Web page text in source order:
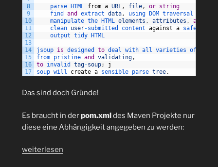
8
9
10
11
12
13
14
15
16
17
parse HTML from a URL , file , or string
find and extract data , using DOM traversal
manipulate the HTML elements , attributes , and
clean user-submitted content against a safe
output tidy HTML
jsoup is designed to deal with all varieties of
from pristine and validating ,
to invalid tag-soup;
j
soup will create a sensible parse tree.
Das sind doch Gründe!
Es braucht in derpom.xmldes Maven Projekte nur
diese eine Abhängigkeit angegeben zu werden:
„Java:
weiterlesen